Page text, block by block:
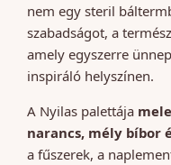
nem egy steril
szabadságot, a
amely egyszerre
inspiráló helyszínen.
A Nyilas palettája
narancs, mély bíbor
a fűszerek, a